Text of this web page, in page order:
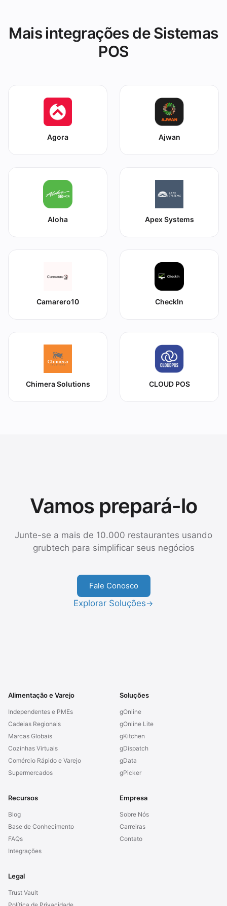
Mais integrações de Sistemas
POS
Agora Ajwan
Aloha Apex Systems
Camarero10 CheckIn
Chimera Solutions CLOUD POS
Vamos prepará-lo
Junte-se a mais de 10.000 restaurantes usando
grubtech para simplificar seus negócios
Fale Conosco
Explorar Soluções→
Alimentação e Varejo
Independentes e PMEs
Cadeias Regionais
Marcas Globais
Cozinhas Virtuais
Comércio Rápido e Varejo
Supermercados
Soluções
gOnline
gOnline Lite
gKitchen
gDispatch
gData
gPicker
Recursos
Blog
Base de Conhecimento
FAQs
Integrações
Empresa
Sobre Nós
Carreiras
Contato
Legal
Trust Vault